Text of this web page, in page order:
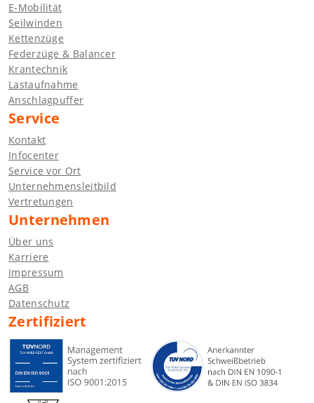
E-Mobilität
Seilwinden
Kettenzüge
Federzüge & Balancer
Krantechnik
Lastaufnahme
Anschlagpuffer
Service
Kontakt
Infocenter
Service vor Ort
Unternehmensleitbild
Vertretungen
Unternehmen
Über uns
Karriere
Impressum
AGB
Datenschutz
Zertifiziert